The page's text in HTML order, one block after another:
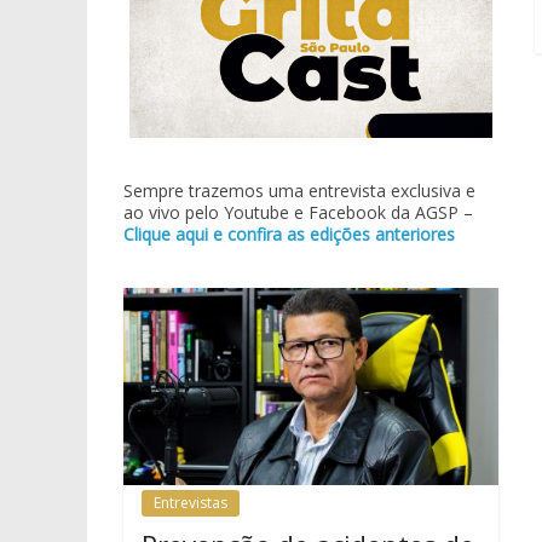
Sempre trazemos uma entrevista exclusiva e
ao vivo pelo Youtube e Facebook da AGSP –
Clique aqui e confira as edições anteriores
Entrevistas